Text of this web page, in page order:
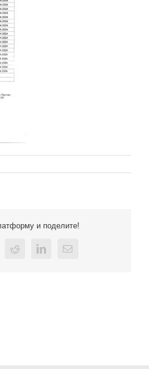
и поделите!
Reddit LinkedInEmail